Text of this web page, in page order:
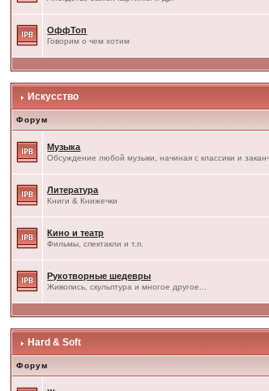
ОффТоп
Говорим о чем хотим
Искусство
Форум
Музыка
Обсуждение любой музыки, начиная с классики и
Литература
Книги & Книжечки
Кино и театр
Фильмы, спектакли и т.п.
Рукотворные шедевры
Живопись, скульптура и многое другое...
Hard & Soft
Форум